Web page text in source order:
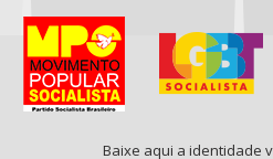
Baixe aqui a identidade